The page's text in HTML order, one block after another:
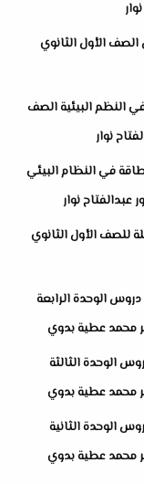
الأول الثانوي
النظم البيئية الصف
في النظام البيئي
للصف الأول الثانوي
الوحدة الرابعة
الوحدة الثالثة
الوحدة الثانية